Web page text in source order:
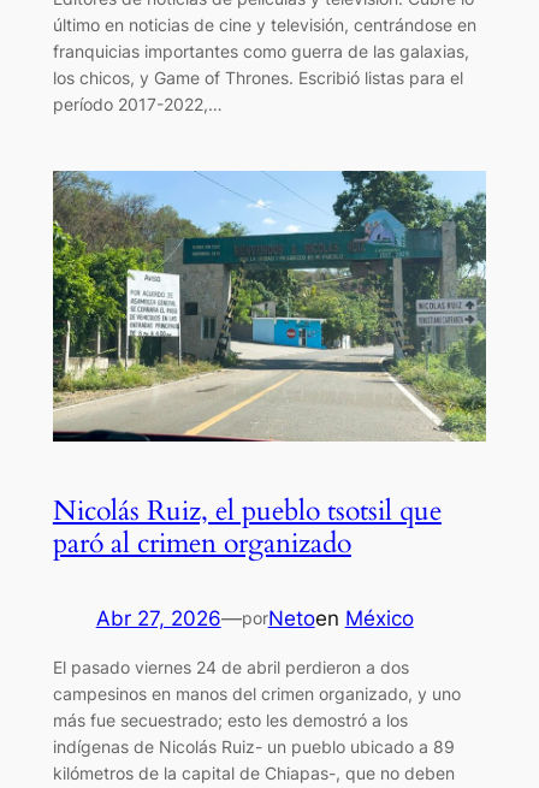
último en noticias de cine y televisión, centrándose en
franquicias importantes como guerra de las galaxias,
los chicos, y Game of Thrones. Escribió listas para el
período 2017-2022,…
Nicolás Ruiz, el pueblo tsotsil que
paró al crimen organizado
Abr 27, 2026—porNetoen México
El pasado viernes 24 de abril perdieron a dos
campesinos en manos del crimen organizado, y uno
más fue secuestrado; esto les demostró a los
indígenas de Nicolás Ruiz- un pueblo ubicado a 89
kilómetros de la capital de Chiapas-, que no deben